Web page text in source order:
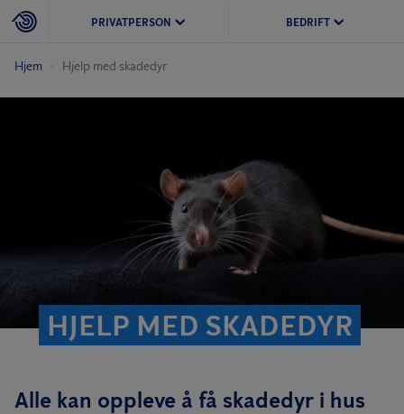
PRIVATPERSON BEDRIFT
Hjem Hjelp med skadedyr
HJELP MED SKADEDYR
Alle kan oppleve å få skadedyr i hus